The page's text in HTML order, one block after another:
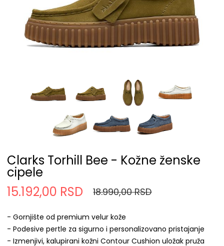
Clarks Torhill Bee - Kožne ženske
cipele
15.192,00 RSD
18.990,00 RSD
- Gornjište od premium velur kože
- Podesive pertle za sigurno i personalizovano pristajanje
- Izmenjivi, kalupirani kožni Contour Cushion uložak pruža